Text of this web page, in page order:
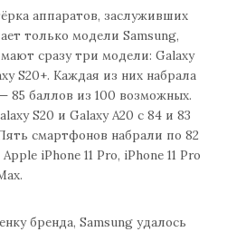
аппаратов, заслуживших
только модели Samsung,
сразу три модели: Galaxy
S20+. Каждая из них набрала
85 баллов из 100 возможных.
S20 и Galaxy A20 с 84 и 83
смартфонов набрали по 82
iPhone 11 Pro, iPhone 11 Pro
бренда, Samsung удалось